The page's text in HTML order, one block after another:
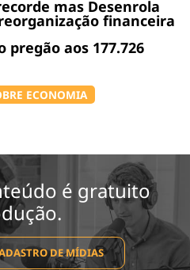
mas Desenrola
financeira
aos 177.726
ECONOMIA
é gratuito
DE MÍDIAS